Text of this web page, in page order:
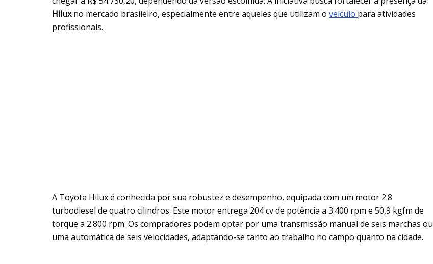
Hiluxno mercado brasileiro, especialmente entre aqueles que utilizam o veículo para atividades
profissionais.
A Toyota Hilux é conhecida por sua robustez e desempenho, equipada com um motor 2.8
turbodiesel de quatro cilindros. Este motor entrega 204 cv de potência a 3.400 rpm e 50,9 kgfm de
torque a 2.800 rpm. Os compradores podem optar por uma transmissão manual de seis marchas ou
uma automática de seis velocidades, adaptando-se tanto ao trabalho no campo quanto na cidade.